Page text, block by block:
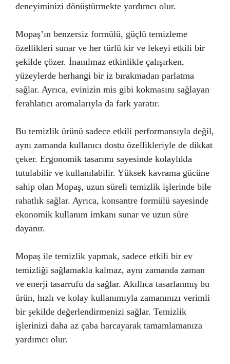
deneyiminizi dönüştürmekte yardımcı olur.
Mopaş’ın benzersiz formülü, güçlü temizleme
özellikleri sunar ve her türlü kir ve lekeyi etkili bir
şekilde çözer. İnanılmaz etkinlikle çalışırken,
yüzeylerde herhangi bir iz bırakmadan parlatma
sağlar. Ayrıca, evinizin mis gibi kokmasını sağlayan
ferahlatıcı aromalarıyla da fark yaratır.
Bu temizlik ürünü sadece etkili performansıyla değil,
aynı zamanda kullanıcı dostu özellikleriyle de dikkat
çeker. Ergonomik tasarımı sayesinde kolaylıkla
tutulabilir ve kullanılabilir. Yüksek kavrama gücüne
sahip olan Mopaş, uzun süreli temizlik işlerinde bile
rahatlık sağlar. Ayrıca, konsantre formülü sayesinde
ekonomik kullanım imkanı sunar ve uzun süre
dayanır.
Mopaş ile temizlik yapmak, sadece etkili bir ev
temizliği sağlamakla kalmaz, aynı zamanda zaman
ve enerji tasarrufu da sağlar. Akıllıca tasarlanmış bu
ürün, hızlı ve kolay kullanımıyla zamanınızı verimli
bir şekilde değerlendirmenizi sağlar. Temizlik
işlerinizi daha az çaba harcayarak tamamlamanıza
yardımcı olur.